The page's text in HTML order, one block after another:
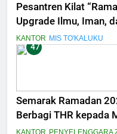
Pesantren Kilat
Upgrade Ilmu, Iman,
KANTOR MIS TO'KALUKU
47
Semarak Ramadan
Berbagi THR kepada